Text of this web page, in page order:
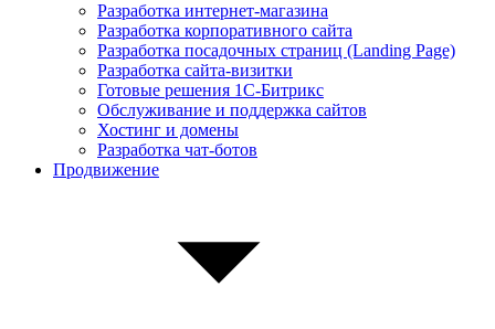
Разработка интернет-магазина
Разработка корпоративного сайта
Разработка посадочных страниц (Landing Page)
Разработка сайта-визитки
Готовые решения 1С-Битрикс
Обслуживание и поддержка сайтов
Хостинг и домены
Разработка чат-ботов
Продвижение